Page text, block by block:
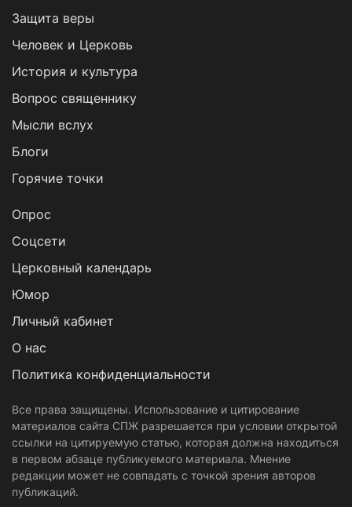
Защита веры
Человек и Церковь
История и культура
Вопрос священнику
Мысли вслух
Блоги
Горячие точки
Опрос
Cоцсети
Церковный календарь
Юмор
Личный кабинет
О нас
Политика конфиденциальности
Все права защищены. Использование и цитирование
материалов сайта СПЖ разрешается при условии открытой
ссылки на цитируемую статью, которая должна находиться
в первом абзаце публикуемого материала. Мнение
редакции может не совпадать с точкой зрения авторов
публикаций.